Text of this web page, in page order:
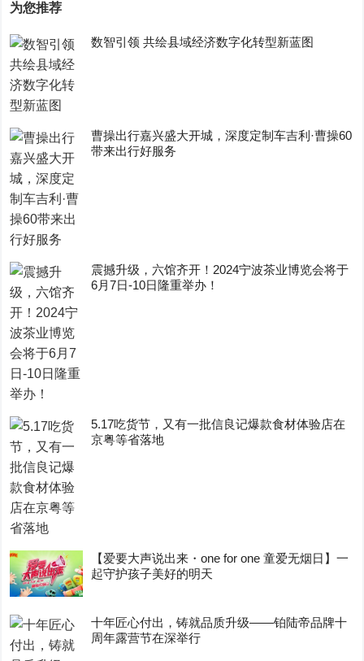
为您推荐
数智引领 共绘县域经济数字化转型新蓝图
曹操出行嘉兴盛大开城，深度定制车吉利·曹操60
带来出行好服务
震撼升级，六馆齐开！2024宁波茶业博览会将于
6月7日-10日隆重举办！
5.17吃货节，又有一批信良记爆款食材体验店在
京粤等省落地
【爱要大声说出来・one for one 童爱无烟日】一
起守护孩子美好的明天
十年匠心付出，铸就品质升级——铂陆帝品牌十
周年露营节在深举行